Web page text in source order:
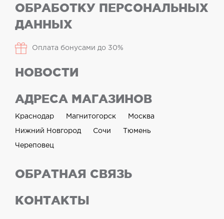
ОБРАБОТКУ ПЕРСОНАЛЬНЫХ
ДАННЫХ
Оплата бонусами до 30%
НОВОСТИ
АДРЕСА МАГАЗИНОВ
Краснодар Магнитогорск Москва
Нижний Новгород Сочи Тюмень
Череповец
ОБРАТНАЯ СВЯЗЬ
КОНТАКТЫ